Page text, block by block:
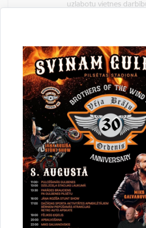
uzlabotu vietnes
statistisko datu
apmeklētājs izmanto
2 gadi
_gat
Statistikas sīkdatnes
uzlabotu vietnes
pakalpojumus)
Izmanto Google
pieprasījuma līmeni.
1 minūte